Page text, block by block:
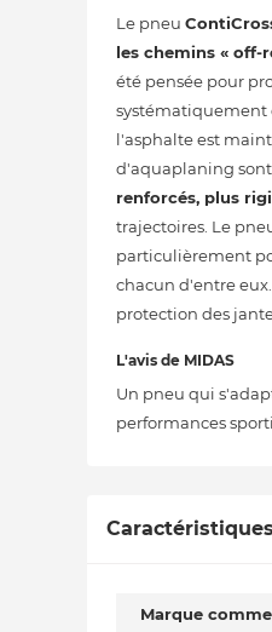
Le pneu
les chemins « off-
été pensée pour
systématiquement
l'asphalte est
d'aquaplaning sont
renforcés, plus
trajectoires. Le
particulièrement
chacun d'entre
protection des
L'avis de MIDAS
Un pneu qui
performances
Marque